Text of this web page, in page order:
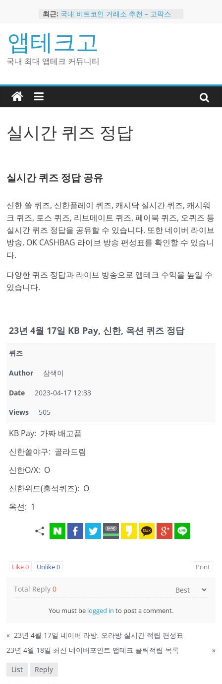
content
최근: 국내 비트코인 거래소 추천 – 고팍스
트
2024 강력히 추천하는 은행 멤버십 현
금 앱테크
해외 코인 거래소 추천 순위 BEST 2
앱테크고
국내 최대 앱테크 커뮤니티
실시간 퀴즈 정답
실시간 퀴즈 정답 공유
신한 쏠 퀴즈, 신한플레이 퀴즈, 캐시닥 실시간 퀴즈, 캐시워
크 퀴즈, 토스 퀴즈, 리브메이트 퀴즈, 페이북 퀴즈, 오퀴즈 등
실시간 퀴즈 정답을 공유할 수 있습니다. 또한 네이버 라이브
방송, OK CASHBAG 라이브 방송 편성표를 확인할 수 있습니
다.
다양한 퀴즈 정답과 라이브 방송으로 앱테크 수익을 높일 수
있습니다.
23년 4월 17일 KB Pay, 신한, 옥션 퀴즈 정답
퀴즈
Author 삼색이
Date 2023-04-17 12:33
Views 505
KB Pay: 가짜 배고픔
신한쏠야구: 골라드림
신한O/X: O
신한위드(출석퀴즈): O
옥션: 1
Like0 Unlike0 Print
Total Reply0
You must be logged in to post a comment.
« 23년 4월 17일 네이버 라방, 오라방 실시간 적립 편성표
23년 4월 18일 최신 네이버포인트 앱테크 클릭적립 목록
»
List Reply